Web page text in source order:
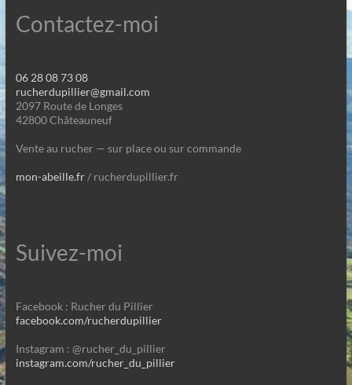
Contactez-moi
06 28 08 73 08
rucherdupillier@gmail.com
2097 Route de Longes
42800 Châteauneuf
Vente au rucher — sur place ou sur commande
mon-abeille.fr/ rucherdupillier.fr
Suivez-moi
Facebook : Rucher du Pillier
facebook.com/rucherdupillier
Instagram : @rucher_du_pillier
instagram.com/rucher_du_pillier